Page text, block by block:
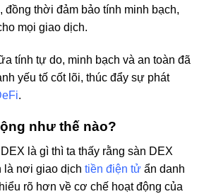
thời đảm bảo tính minh bạch,
mọi giao dịch.
tính tự do, minh bạch và an toàn đã
yếu tố cốt lõi, thúc đẩy sự phát
.
như thế nào?
là gì thì ta thấy rằng sàn DEX
là nơi giao dịch tiền điện tử ẩn danh
rõ hơn về cơ chế hoạt động của